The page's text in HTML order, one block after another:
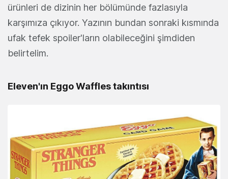
ürünleri de dizinin her bölümünde fazlasıyla
karşımıza çıkıyor. Yazının bundan sonraki kısmında
ufak tefek spoiler'ların olabileceğini şimdiden
belirtelim.
Eleven'ın Eggo Waffles takıntısı